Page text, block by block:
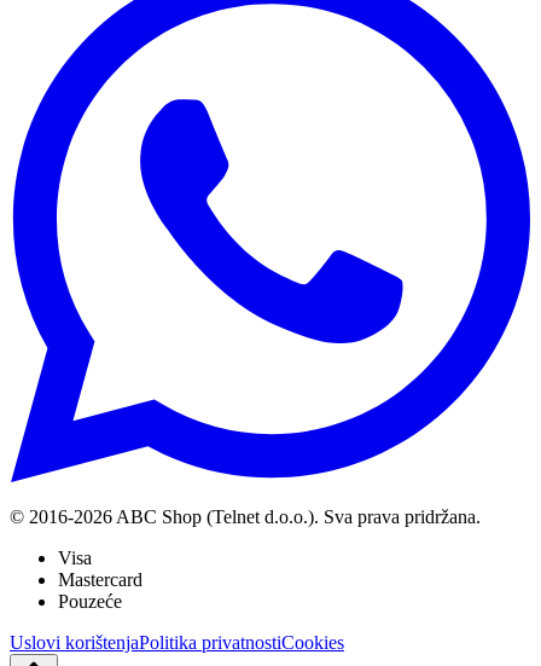
© 2016-2026 ABC Shop (Telnet d.o.o.). Sva prava pridržana.
Visa
Mastercard
Pouzeće
Uslovi korištenjaPolitika privatnostiCookies